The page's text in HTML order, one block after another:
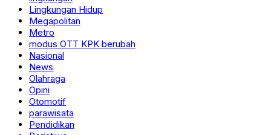
Lingkungan Hidup
Megapolitan
Metro
modus OTT KPK berubah
Nasional
News
Olahraga
Opini
Otomotif
parawisata
Pendidikan